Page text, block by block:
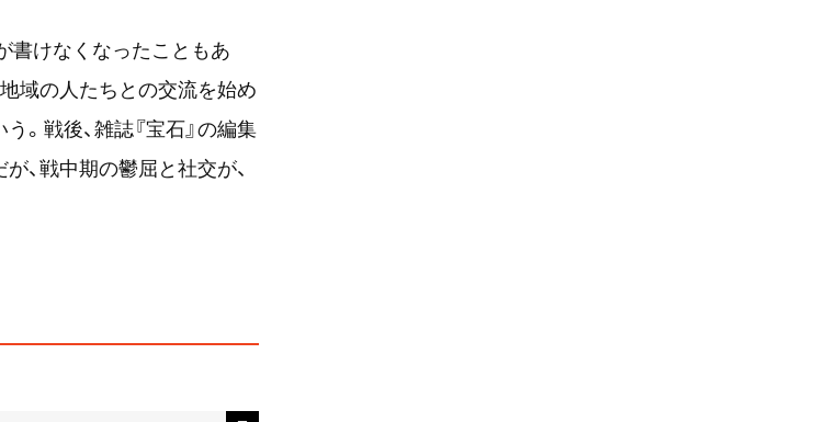
書けなくなったこともあ
域の人たちとの交流を始め
。戦後、雑誌『宝石』の編集
、戦中期の鬱屈と社交が、